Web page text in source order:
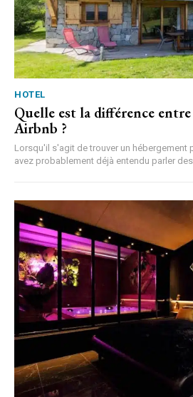
HOTEL
Quelle est la différence
Airbnb ?
Lorsqu'il s'agit de trouver un hébergement
avez probablement déjà entendu parler